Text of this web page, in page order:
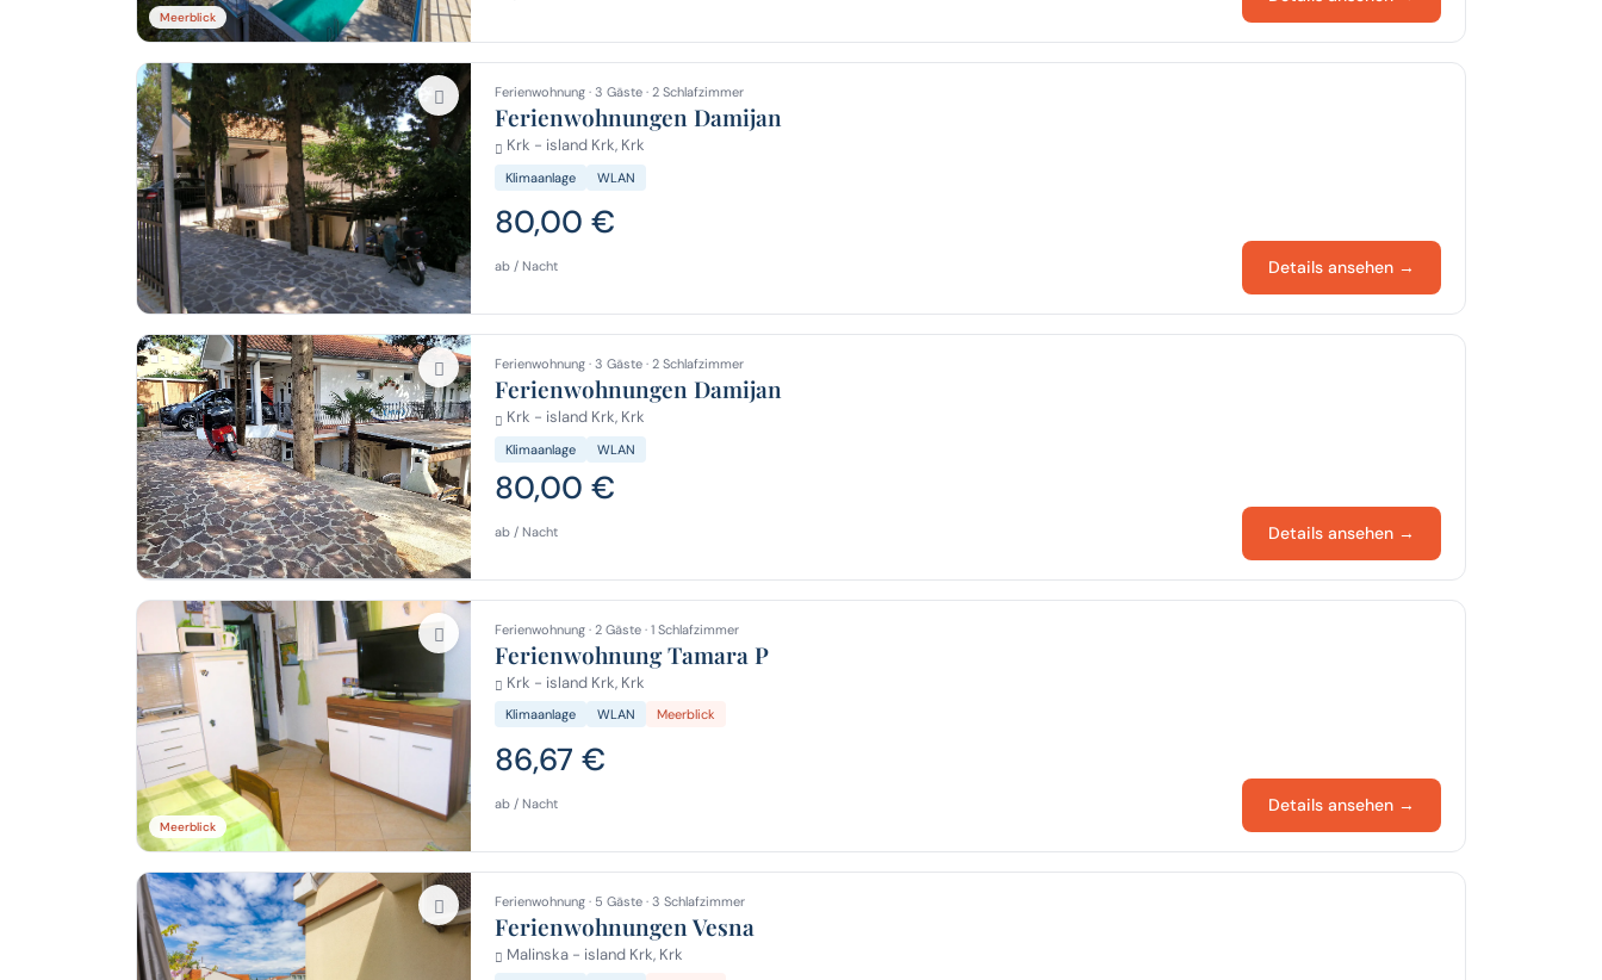
Meerblick
Ferienwohnung · 3 Gäste · 2 Schlafzimmer
Ferienwohnungen Damijan
Krk - island Krk, Krk
Klimaanlage WLAN
80,00 €
ab / Nacht Details ansehen →
Ferienwohnung · 3 Gäste · 2 Schlafzimmer
Ferienwohnungen Damijan
Krk - island Krk, Krk
Klimaanlage WLAN
80,00 €
ab / Nacht Details ansehen →
Meerblick
Ferienwohnung · 2 Gäste · 1 Schlafzimmer
Ferienwohnung Tamara P
Krk - island Krk, Krk
Klimaanlage WLAN Meerblick
86,67 €
ab / Nacht Details ansehen →
Ferienwohnung · 5 Gäste · 3 Schlafzimmer
Ferienwohnungen Vesna
Malinska - island Krk, Krk